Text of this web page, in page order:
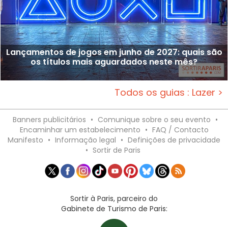
Lançamentos de jogos em junho de 2027: quais são
os títulos mais aguardados neste mês?
Todos os guias : Lazer >
Banners publicitários • Comunique sobre o seu evento •
Encaminhar um estabelecimento • FAQ / Contacto
Manifesto • Informação legal • Definições de privacidade
• Sortir de Paris
Sortir à Paris, parceiro do
Gabinete de Turismo de Paris: